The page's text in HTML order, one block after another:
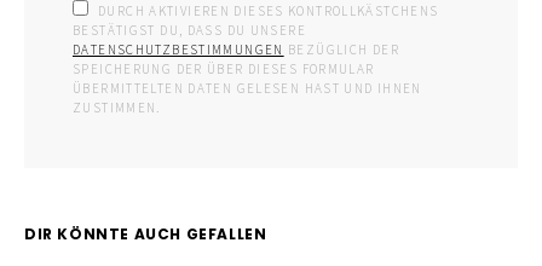
DURCH AKTIVIEREN DIESES KONTROLLKÄSTCHENS
BESTÄTIGST DU, DASS DU UNSERE
DATENSCHUTZBESTIMMUNGEN BEZÜGLICH DER
SPEICHERUNG DER ÜBER DIESES FORMULAR
ÜBERMITTELTEN DATEN GELESEN HAST UND IHNEN
ZUSTIMMEN.
DIR KÖNNTE AUCH GEFALLEN